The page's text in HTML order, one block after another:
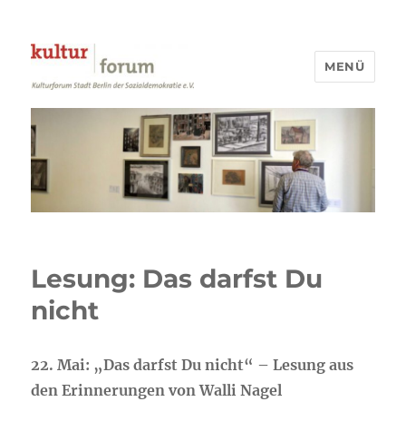
Kulturforum Stadt Berlin
MENÜ
Lesung: Das darfst Du
nicht
22. Mai: „Das darfst Du nicht“ – Lesung aus
den Erinnerungen von Walli Nagel